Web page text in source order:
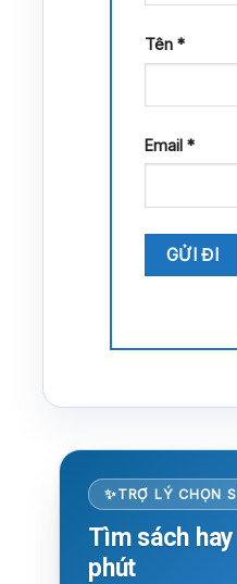
Tên *
Email *
TRỢ LÝ CHỌN
Tìm sách
phút